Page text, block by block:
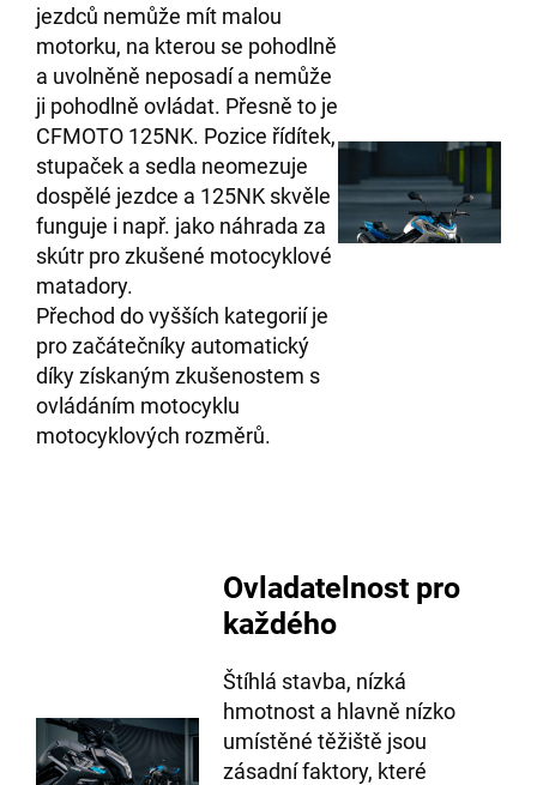
jezdců nemůže mít malou
motorku, na kterou se pohodlně
a uvolněně neposadí a nemůže
ji pohodlně ovládat. Přesně to je
CFMOTO 125NK. Pozice řídítek,
stupaček a sedla neomezuje
dospělé jezdce a 125NK skvěle
funguje i např. jako náhrada za
skútr pro zkušené motocyklové
matadory.
Přechod do vyšších kategorií je
pro začátečníky automatický
díky získaným zkušenostem s
ovládáním motocyklu
motocyklových rozměrů.
Ovladatelnost pro
každého
Štíhlá stavba, nízká
hmotnost a hlavně nízko
umístěné těžiště jsou
zásadní faktory, které